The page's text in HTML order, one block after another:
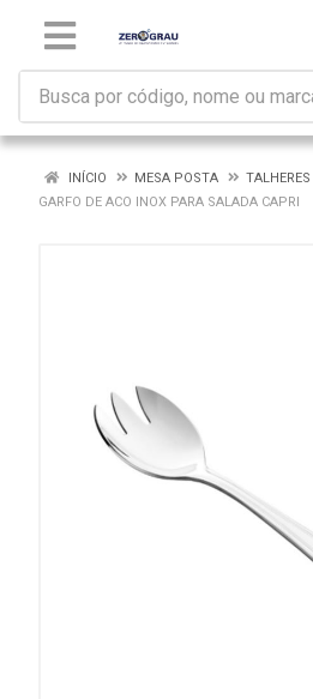
INÍCIO MESA POSTA
TALHERES
GARFO DE ACO INOX PARA SALADA CAPRI